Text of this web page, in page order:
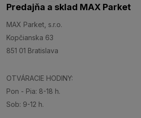
Predajňa a sklad MAX Parket
MAX Parket, s.r.o.
Kopčianska 63
851 01 Bratislava
OTVÁRACIE HODINY:
Pon - Pia: 8-18 h.
Sob: 9-12 h.